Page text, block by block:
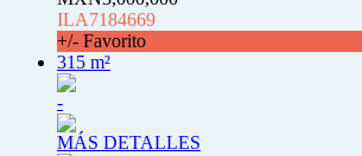
ILA7184669
+/- Favorito
315 m²
-
MÁS DETALLES